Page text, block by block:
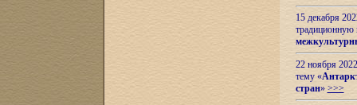
15 декабря
22 ноября
тему «
стран» >>>